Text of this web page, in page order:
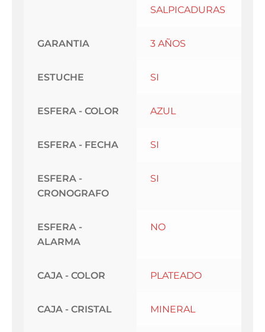
SALPICADURAS
GARANTIA 3 AÑOS
ESTUCHE SI
ESFERA - COLOR AZUL
ESFERA - FECHA SI
ESFERA -
CRONOGRAFO
SI
ESFERA -
ALARMA
NO
CAJA - COLOR PLATEADO
CAJA - CRISTAL MINERAL